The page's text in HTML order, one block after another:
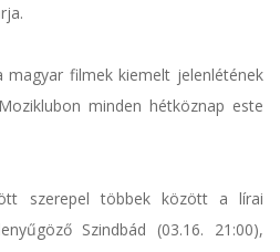
filmek kiemelt jelenlétének
minden hétköznap este
szerepel többek között a lírai
Szindbád (03.16. 21:00),